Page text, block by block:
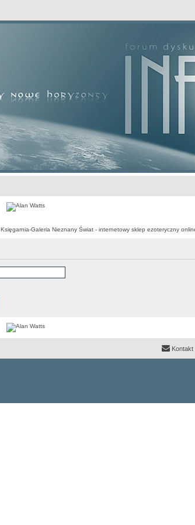
Księgarnia-Galeria Nieznany Świat - internetowy sklep ezoteryczny
Kontakt